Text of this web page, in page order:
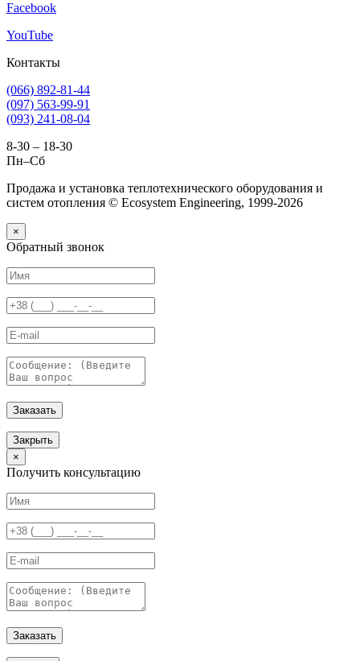
Facebook
YouTube
Контакты
(066) 892-81-44
(097) 563-99-91
(093) 241-08-04
8-30 – 18-30
Пн–Сб
Продажа и установка теплотехнического оборудования и
систем отопления © Ecosystem Engineering, 1999-2026
×
Обратный звонок
Заказать
Закрыть
×
Получить консультацию
Заказать